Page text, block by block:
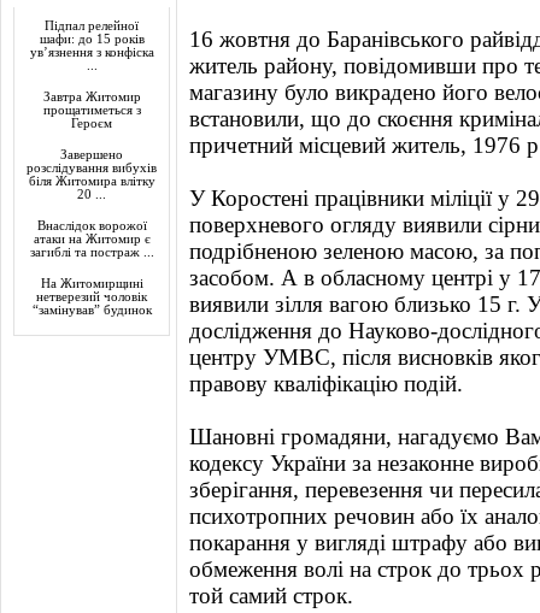
Підпал релейної
шафи: до 15 років
ув’язнення з конфіска
Завтра Житомир
прощатиметься з
Героєм
Завершено
розслідування вибухів
біля Житомира влітку
20 ...
Внаслідок ворожої
атаки на Житомир є
загиблі та постраж ...
На Житомирщині
нетверезий чоловік
“замінував” будинок
16 жовтня до Баранівського
житель району, повідомивши про
магазину було викрадено його
встановили, що до скоєння
причетний місцевий житель, 1976
У Коростені працівники міліції у
поверхневого огляду виявили
подрібненою зеленою масою, за
засобом. А в обласному центрі у
виявили зілля вагою близько 15 г.
дослідження до Науково-
центру УМВС, після висновків
правову кваліфікацію подій.
Шановні громадяни, нагадуємо
кодексу України за незаконне
зберігання, перевезення чи
психотропних речовин або їх
покарання у вигляді штрафу або
обмеження волі на строк до трьох
той самий строк.